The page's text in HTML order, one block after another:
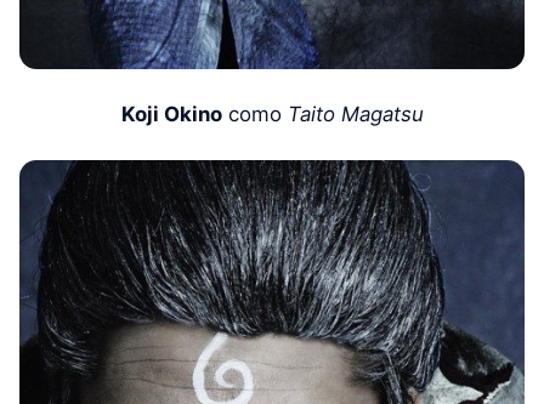
Koji Okinocomo Taito Magatsu